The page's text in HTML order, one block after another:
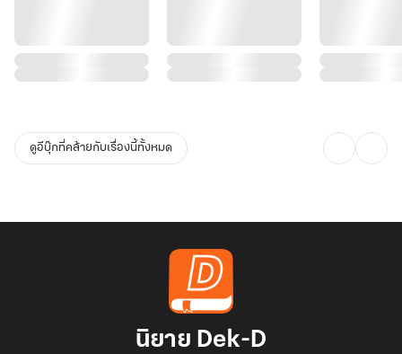
ดูอีบุ๊กที่คล้ายกับเรื่องนี้ทั้งหมด
นิยาย Dek-D